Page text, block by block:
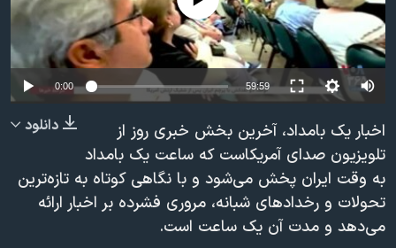
فرهنگ و زندگی
حقوق شهروندی
اقتصادی
اسرائیل در جنگ
گالری عکس
آرشیو پخش زنده
مستندها
انتخابات ریاست جمهوری آمریکا ۲۰۲۴
حمله جمهوری اسلامی به اسرائیل
ورزش زنان در ایران
اعتراضات زن، زندگی، آزادی
مجموعه مستندهای دادخواهی
تریبونال مردمی آبان ۹۸
دنبال کنید
زبانهای مختلف
Auto
240p
360p
480p
720p
1080p
0:00 59:59 Auto
480p
720p
دانلود
اخبار یک بامداد، آخرین بخش خبری روز از
تلویزیون صدای آمریکاست که ساعت یک بامداد
به وقت ایران پخش می‌شود و با نگاهی کوتاه به تازه‌ترین
تحولات و رخدادهای شبانه، مروری فشرده بر اخبار ارائه
می‌دهد و مدت آن یک ساعت است.